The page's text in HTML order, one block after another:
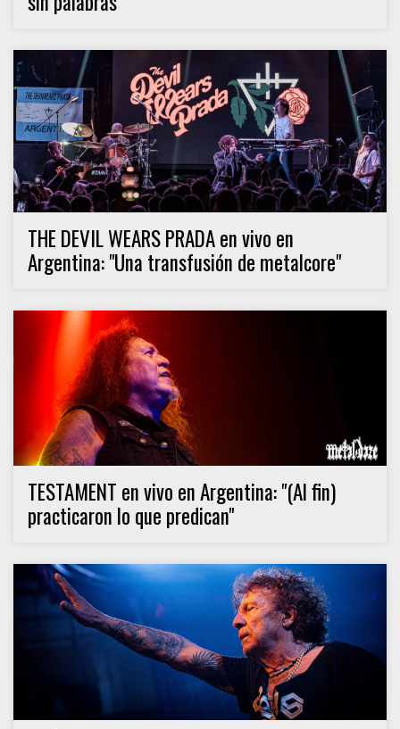
THE DEVIL WEARS PRADA en vivo en
Argentina: "Una transfusión de metalcore"
TESTAMENT en vivo en Argentina: "(Al fin)
practicaron lo que predican"